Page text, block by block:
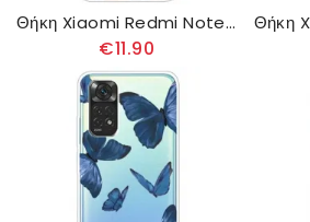
Θήκη Xiaomi Redmi Note 11 / 11S Διάφανοι Πολλαπλοί Σκύλοι
€11.90